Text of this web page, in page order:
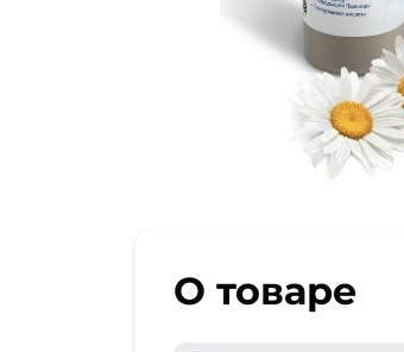
О товаре